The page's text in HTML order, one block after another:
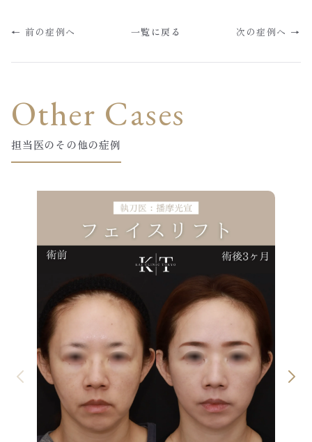
← 前の症例へ 一覧に戻る 次の症例へ →
Other Cases
担当医のその他の症例